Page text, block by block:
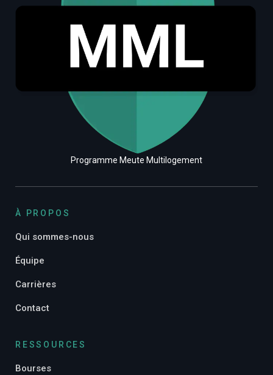
Programme Meute Multilogement
À PROPOS
Qui sommes-nous
Équipe
Carrières
Contact
RESSOURCES
Bourses